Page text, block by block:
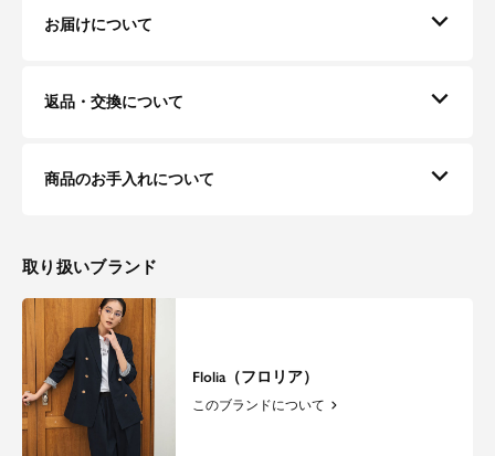
お届けについて
返品・交換について
商品のお手入れについて
取り扱いブランド
Flolia（フロリア）
このブランドについて